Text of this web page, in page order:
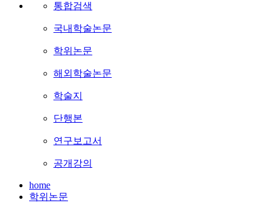
통합검색
국내학술논문
학위논문
해외학술논문
학술지
단행본
연구보고서
공개강의
home
학위논문